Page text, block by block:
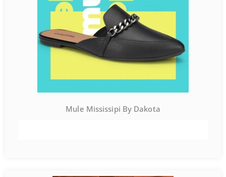
Mule Mississipi By Dakota